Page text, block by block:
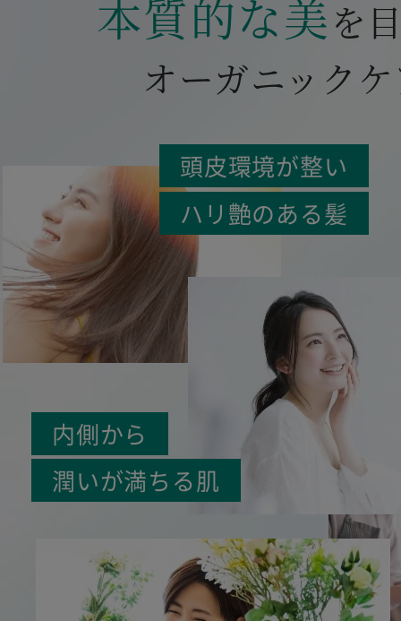
本質的な美を
オーガニック
頭皮環境が整い
ハリ艶のある髪
内側から
潤いが満ちる肌